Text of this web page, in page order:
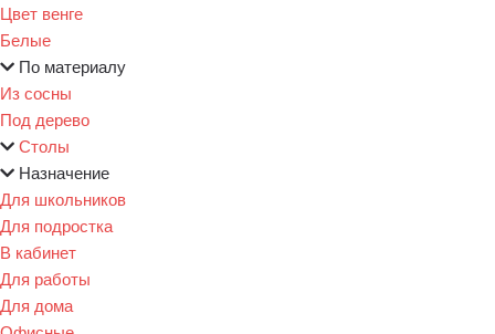
Цвет венге
Белые
По материалу
Из сосны
Под дерево
Столы
Назначение
Для школьников
Для подростка
В кабинет
Для работы
Для дома